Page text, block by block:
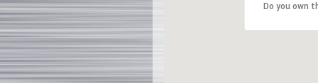
Do you own